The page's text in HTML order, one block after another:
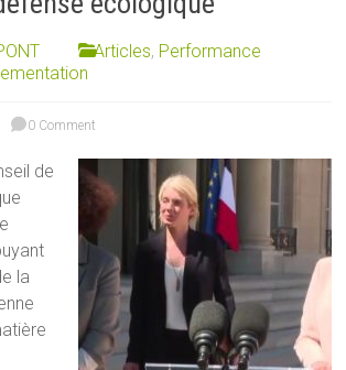
Articles, Performance
0 Comment
de
la